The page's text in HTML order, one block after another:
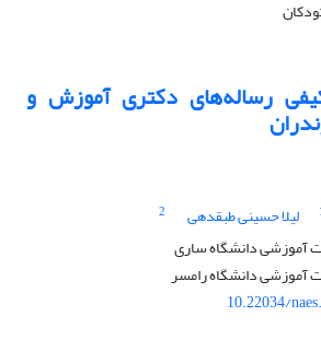
رساله‌های دکتری آموزش و
لیلا حسینی طبقدهی
2
آموزشی دانشگاه ساری
آموزشی دانشگاه رامسر
10.22034/